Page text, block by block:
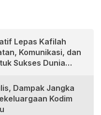
Lepas Kafilah
Komunikasi, dan
Sukses Dunia
Dampak Jangka
Kodim